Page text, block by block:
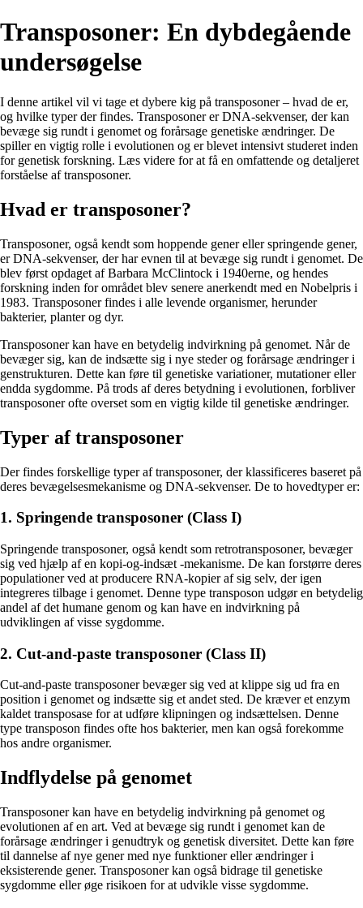
Transposoner: En dybdegående
undersøgelse
I denne artikel vil vi tage et dybere kig på transposoner – hvad de er,
og hvilke typer der findes. Transposoner er DNA-sekvenser, der kan
bevæge sig rundt i genomet og forårsage genetiske ændringer. De
spiller en vigtig rolle i evolutionen og er blevet intensivt studeret inden
for genetisk forskning. Læs videre for at få en omfattende og detaljeret
forståelse af transposoner.
Hvad er transposoner?
Transposoner, også kendt som hoppende gener eller springende gener,
er DNA-sekvenser, der har evnen til at bevæge sig rundt i genomet. De
blev først opdaget af Barbara McClintock i 1940erne, og hendes
forskning inden for området blev senere anerkendt med en Nobelpris i
1983. Transposoner findes i alle levende organismer, herunder
bakterier, planter og dyr.
Transposoner kan have en betydelig indvirkning på genomet. Når de
bevæger sig, kan de indsætte sig i nye steder og forårsage ændringer i
genstrukturen. Dette kan føre til genetiske variationer, mutationer eller
endda sygdomme. På trods af deres betydning i evolutionen, forbliver
transposoner ofte overset som en vigtig kilde til genetiske ændringer.
Typer af transposoner
Der findes forskellige typer af transposoner, der klassificeres baseret på
deres bevægelsesmekanisme og DNA-sekvenser. De to hovedtyper er:
1. Springende transposoner (Class I)
Springende transposoner, også kendt som retrotransposoner, bevæger
sig ved hjælp af en kopi-og-indsæt -mekanisme. De kan forstørre deres
populationer ved at producere RNA-kopier af sig selv, der igen
integreres tilbage i genomet. Denne type transposon udgør en betydelig
andel af det humane genom og kan have en indvirkning på
udviklingen af ​​visse sygdomme.
2. Cut-and-paste transposoner (Class II)
Cut-and-paste transposoner bevæger sig ved at klippe sig ud fra en
position i genomet og indsætte sig et andet sted. De kræver et enzym
kaldet transposase for at udføre klipningen og indsættelsen. Denne
type transposon findes ofte hos bakterier, men kan også forekomme
hos andre organismer.
Indflydelse på genomet
Transposoner kan have en betydelig indvirkning på genomet og
evolutionen af ​​en art. Ved at bevæge sig rundt i genomet kan de
forårsage ændringer i genudtryk og genetisk diversitet. Dette kan føre
til dannelse af nye gener med nye funktioner eller ændringer i
eksisterende gener. Transposoner kan også bidrage til genetiske
sygdomme eller øge risikoen for at udvikle visse sygdomme.